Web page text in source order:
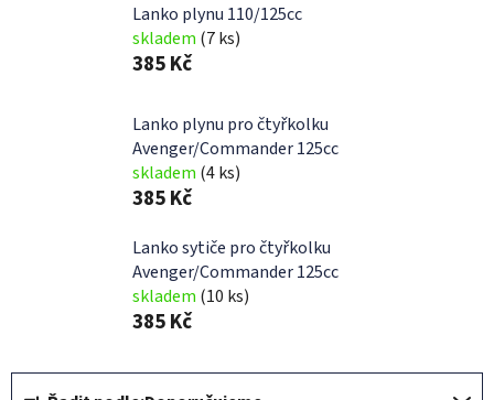
Lanko plynu 110/125cc
skladem (7 ks)
385 Kč
Lanko plynu pro čtyřkolku
Avenger/Commander 125cc
skladem (4 ks)
385 Kč
Lanko sytiče pro čtyřkolku
Avenger/Commander 125cc
skladem (10 ks)
385 Kč
Ř